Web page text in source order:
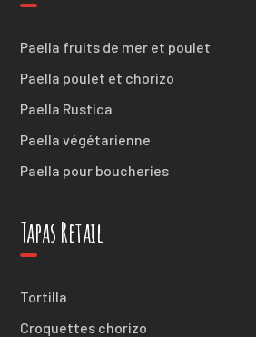
Paella fruits de mer et poulet
Paella poulet et chorizo
Paella Rustica
Paella végétarienne
Paella pour boucheries
Tapas Retail
Tortilla
Croquettes chorizo